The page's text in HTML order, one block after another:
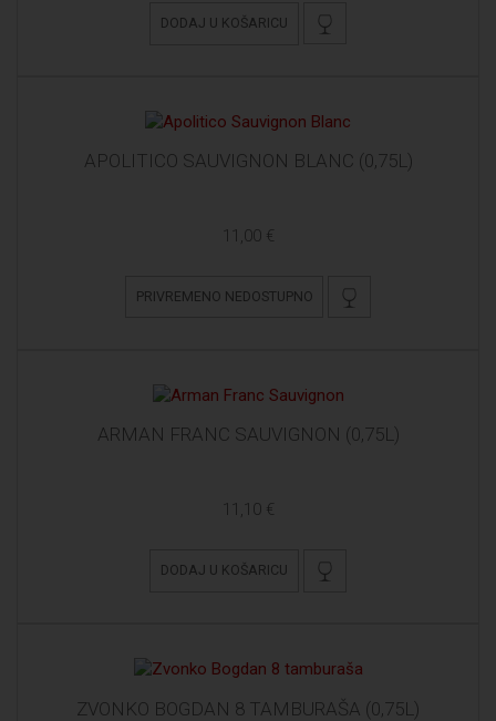
DODAJ U KOŠARICU
APOLITICO SAUVIGNON BLANC (0,75L)
11,00 €
PRIVREMENO NEDOSTUPNO
ARMAN FRANC SAUVIGNON (0,75L)
11,10 €
DODAJ U KOŠARICU
ZVONKO BOGDAN 8 TAMBURAŠA (0,75L)